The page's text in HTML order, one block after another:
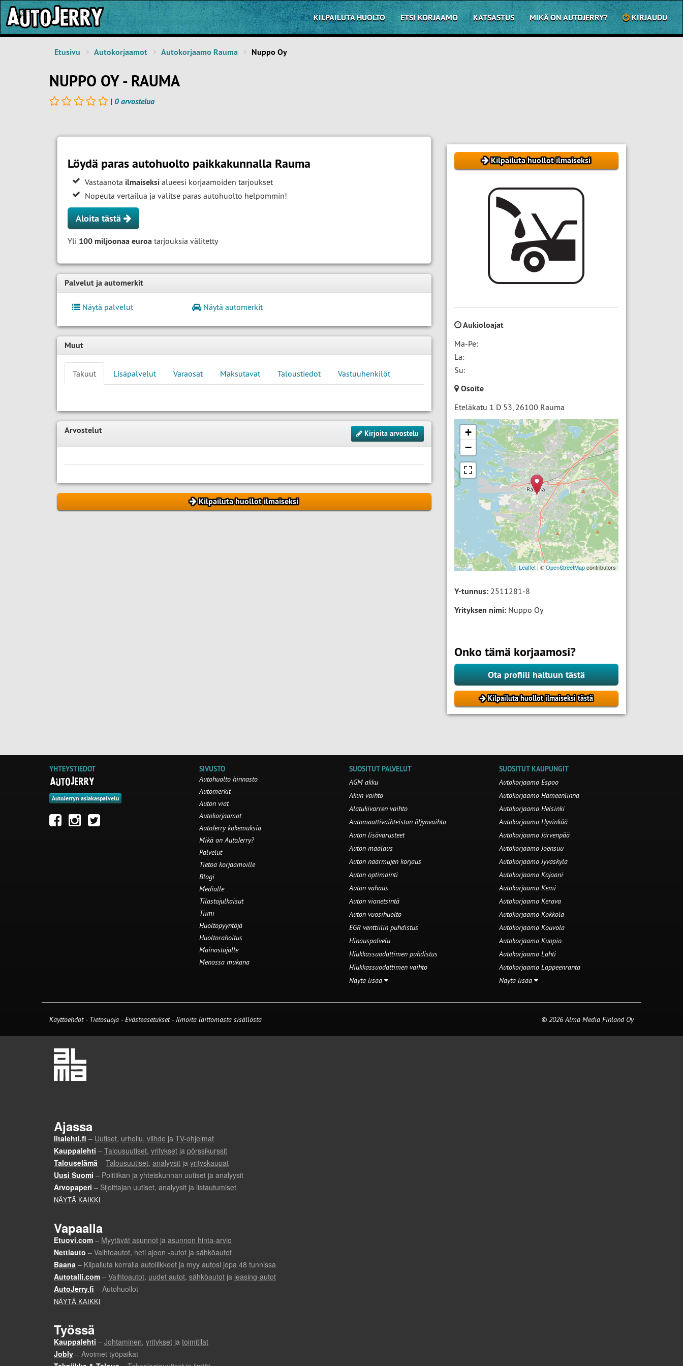
KILPAILUTA HUOLTO ETSI KORJAAMO KATSASTUS MIKÄ ON AUTOJERRY? KIRJAUDU
Etusivu Autokorjaamot Autokorjaamo Rauma Nuppo Oy
NUPPO OY - RAUMA
| 0 arvostelua
Kilpailuta huollot ilmaiseksi
Aukioloajat
Ma-Pe:
La:
Su:
Osoite
Eteläkatu 1 D 53, 26100 Rauma
+
−
Leaflet | ©OpenStreetMapcontributors
Y-tunnus:2511281-8
Yrityksen nimi:Nuppo Oy
Onko tämä korjaamosi?
Ota profiili haltuun tästä
Kilpailuta huollot ilmaiseksi tästä
Löydä paras autohuolto paikkakunnalla Rauma
Vastaanota ilmaiseksi alueesi korjaamoiden tarjoukset
Nopeuta vertailua ja valitse paras autohuolto helpommin!
Aloita tästä
Yli 100 miljoonaa euroa tarjouksia välitetty
Palvelut ja automerkit
Näytä palvelut Näytä automerkit
Muut
Takuut Lisäpalvelut Varaosat Maksutavat Taloustiedot Vastuuhenkilöt
Arvostelut Kirjoita arvostelu
Kilpailuta huollot ilmaiseksi
YHTEYSTIEDOT
AutoJerryn asiakaspalvelu
SIVUSTO
Autohuolto hinnasto
Automerkit
Auton viat
Autokorjaamot
AutoJerry kokemuksia
Mikä on AutoJerry?
Palvelut
Tietoa korjaamoille
Blogi
Medialle
Tilastojulkaisut
Tiimi
Huoltopyyntöjä
Huoltorahoitus
Mainostajalle
Menossa mukana
SUOSITUT PALVELUT
AGM akku
Akun vaihto
Alatukivarren vaihto
Automaattivaihteiston öljynvaihto
Auton lisävarusteet
Auton maalaus
Auton naarmujen korjaus
Auton optimointi
Auton vahaus
Auton vianetsintä
Auton vuosihuolto
EGR venttiilin puhdistus
Hinauspalvelu
Hiukkassuodattimen puhdistus
Hiukkassuodattimen vaihto
Näytä lisää
SUOSITUT KAUPUNGIT
Autokorjaamo Espoo
Autokorjaamo Hämeenlinna
Autokorjaamo Helsinki
Autokorjaamo Hyvinkää
Autokorjaamo Järvenpää
Autokorjaamo Joensuu
Autokorjaamo Jyväskylä
Autokorjaamo Kajaani
Autokorjaamo Kemi
Autokorjaamo Kerava
Autokorjaamo Kokkola
Autokorjaamo Kouvola
Autokorjaamo Kuopio
Autokorjaamo Lahti
Autokorjaamo Lappeenranta
Näytä lisää
Käyttöehdot - Tietosuoja -Evästeasetukset- Ilmoita laittomasta sisällöstä © 2026 Alma Media Finland Oy